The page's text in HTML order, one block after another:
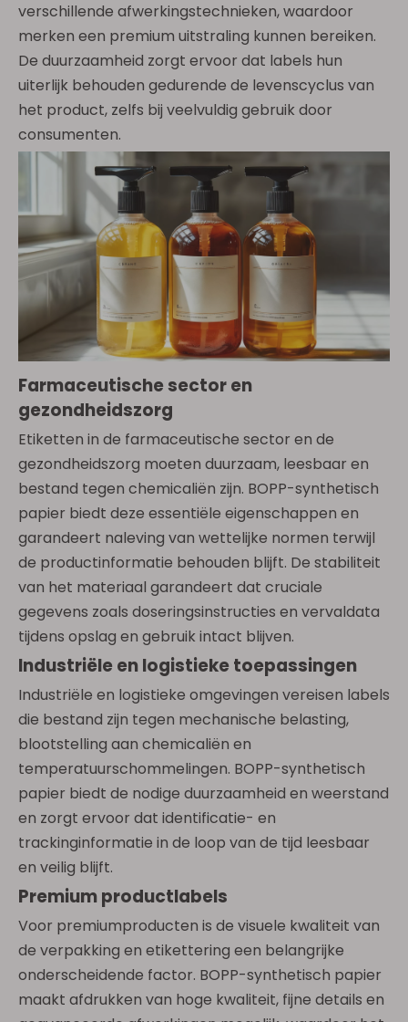
verschillende afwerkingstechnieken, waardoor
merken een premium uitstraling kunnen bereiken.
De duurzaamheid zorgt ervoor dat labels hun
uiterlijk behouden gedurende de levenscyclus van
het product, zelfs bij veelvuldig gebruik door
consumenten.
Farmaceutische sector en
gezondheidszorg
Etiketten in de farmaceutische sector en de
gezondheidszorg moeten duurzaam, leesbaar en
bestand tegen chemicaliën zijn. BOPP-synthetisch
papier biedt deze essentiële eigenschappen en
garandeert naleving van wettelijke normen terwijl
de productinformatie behouden blijft. De stabiliteit
van het materiaal garandeert dat cruciale
gegevens zoals doseringsinstructies en vervaldata
tijdens opslag en gebruik intact blijven.
Industriële en logistieke toepassingen
Industriële en logistieke omgevingen vereisen labels
die bestand zijn tegen mechanische belasting,
blootstelling aan chemicaliën en
temperatuurschommelingen. BOPP-synthetisch
papier biedt de nodige duurzaamheid en weerstand
en zorgt ervoor dat identificatie- en
trackinginformatie in de loop van de tijd leesbaar
en veilig blijft.
Premium productlabels
Voor premiumproducten is de visuele kwaliteit van
de verpakking en etikettering een belangrijke
onderscheidende factor. BOPP-synthetisch papier
maakt afdrukken van hoge kwaliteit, fijne details en